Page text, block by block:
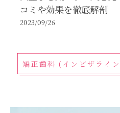
コミや効果を徹底解剖
2023/09/26
矯正歯科 (インビザライ